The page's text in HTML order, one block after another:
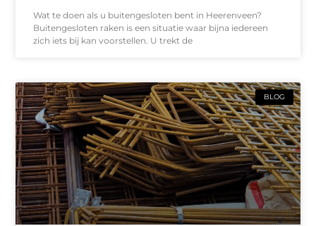
Wat te doen als u buitengesloten bent in Heerenveen?
Buitengesloten raken is een situatie waar bijna iedereen
zich iets bij kan voorstellen. U trekt de
BLOG